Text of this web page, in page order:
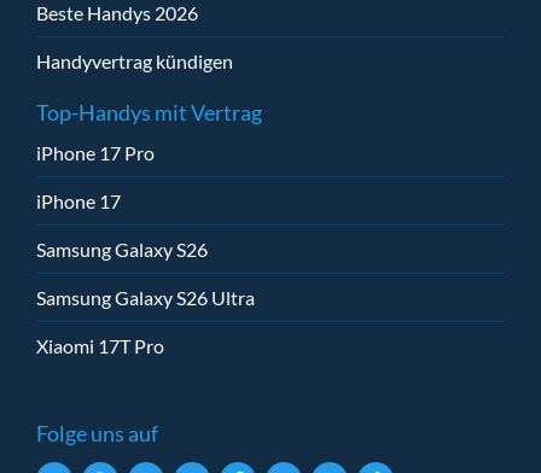
Beste Handys 2026
Handyvertrag kündigen
Top-Handys mit Vertrag
iPhone 17 Pro
iPhone 17
Samsung Galaxy S26
Samsung Galaxy S26 Ultra
Xiaomi 17T Pro
Folge uns auf